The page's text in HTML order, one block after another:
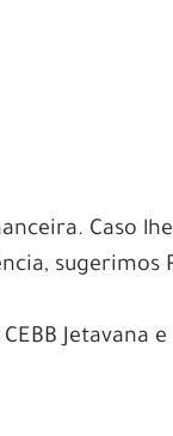
Caso lhe
sugerimos
CEBB Jetavana e